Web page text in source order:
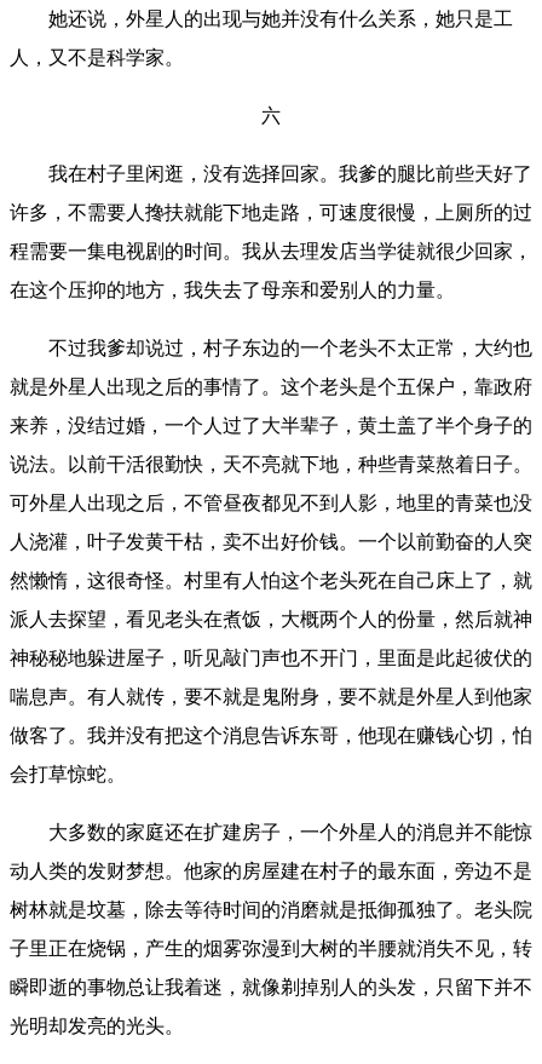
她还说，外星人的出现与她并没有什么关系，她只是工
人，又不是科学家。
六
我在村子里闲逛，没有选择回家。我爹的腿比前些天好了
许多，不需要人搀扶就能下地走路，可速度很慢，上厕所的过
程需要一集电视剧的时间。我从去理发店当学徒就很少回家，
在这个压抑的地方，我失去了母亲和爱别人的力量。
不过我爹却说过，村子东边的一个老头不太正常，大约也
就是外星人出现之后的事情了。这个老头是个五保户，靠政府
来养，没结过婚，一个人过了大半辈子，黄土盖了半个身子的
说法。以前干活很勤快，天不亮就下地，种些青菜熬着日子。
可外星人出现之后，不管昼夜都见不到人影，地里的青菜也没
人浇灌，叶子发黄干枯，卖不出好价钱。一个以前勤奋的人突
然懒惰，这很奇怪。村里有人怕这个老头死在自己床上了，就
派人去探望，看见老头在煮饭，大概两个人的份量，然后就神
神秘秘地躲进屋子，听见敲门声也不开门，里面是此起彼伏的
喘息声。有人就传，要不就是鬼附身，要不就是外星人到他家
做客了。我并没有把这个消息告诉东哥，他现在赚钱心切，怕
会打草惊蛇。
大多数的家庭还在扩建房子，一个外星人的消息并不能惊
动人类的发财梦想。他家的房屋建在村子的最东面，旁边不是
树林就是坟墓，除去等待时间的消磨就是抵御孤独了。老头院
子里正在烧锅，产生的烟雾弥漫到大树的半腰就消失不见，转
瞬即逝的事物总让我着迷，就像剃掉别人的头发，只留下并不
光明却发亮的光头。